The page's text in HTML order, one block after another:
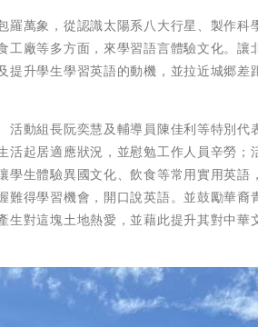
羅萬象，從認識太陽系八大行星、製作
工廠等多方面，來學習語言體驗文化。讓
提升學生學習英語的動機，並拉近城郷
活動組長阮奕慧及輔導員陳佳利等特別
活起居適應狀況，並慰勉工作人員辛勞
學生體驗異國文化、飲食等常用實用英
難得學習機會，開口說英語。並鼓勵華
生對這塊土地熱愛，並藉此提升其對中